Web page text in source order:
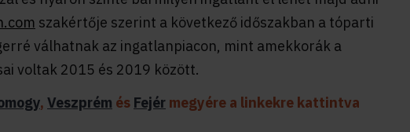
szakértője szerint a következő időszakban a tóparti
válhatnak az ingatlanpiacon, mint amekkorák a
voltak 2015 és 2019 között.
, Veszprém és Fejér megyére a linkekre kattintva